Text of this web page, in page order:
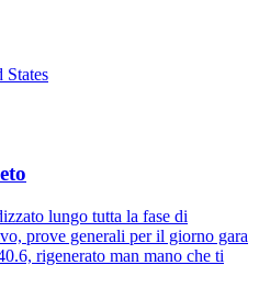
lungo tutta la fase di
prove generali per il giorno gara
rigenerato man mano che ti